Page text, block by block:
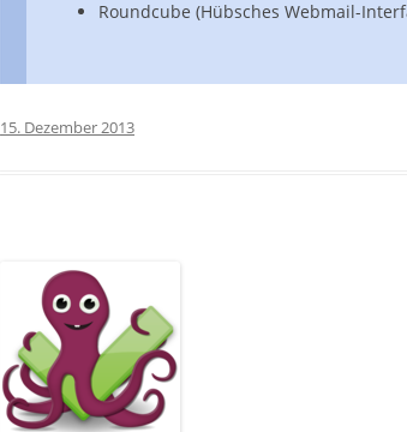
Roundcube (Hübsches Webmail-
15. Dezember 2013